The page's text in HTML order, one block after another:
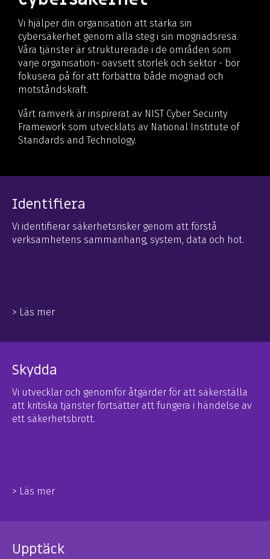
Vi hjälper din organisation att stärka sin
cybersäkerhet genom alla steg i sin mognadsresa.
Våra tjänster är strukturerade i de områden som
varje organisation- oavsett storlek och sektor - bör
fokusera på för att förbättra både mognad och
motståndskraft.
Vårt ramverk är inspirerat av NIST Cyber Security
Framework som utvecklats av National Institute of
Standards and Technology.
Identifiera
Vi identifierar säkerhetsrisker genom att förstå
verksamhetens sammanhang, system, data och hot.
> Läs mer
Skydda
Vi utvecklar och genomför åtgärder för att säkerställa
att kritiska tjänster fortsätter att fungera i händelse av
ett säkerhetsbrott.
> Läs mer
Upptäck